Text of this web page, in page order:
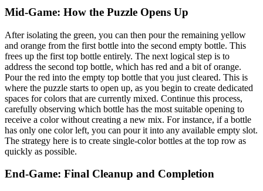
Mid-Game: How the Puzzle Opens Up
After isolating the green, you can then pour the remaining yellow
and orange from the first bottle into the second empty bottle. This
frees up the first top bottle entirely. The next logical step is to
address the second top bottle, which has red and a bit of orange.
Pour the red into the empty top bottle that you just cleared. This is
where the puzzle starts to open up, as you begin to create dedicated
spaces for colors that are currently mixed. Continue this process,
carefully observing which bottle has the most suitable opening to
receive a color without creating a new mix. For instance, if a bottle
has only one color left, you can pour it into any available empty slot.
The strategy here is to create single-color bottles at the top row as
quickly as possible.
End-Game: Final Cleanup and Completion